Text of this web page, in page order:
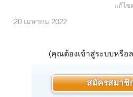
แก้ไข
20 เมษายน 2022
(คุณต้องเข้าสู่ระบบหรือ
สมัครสมาชิ